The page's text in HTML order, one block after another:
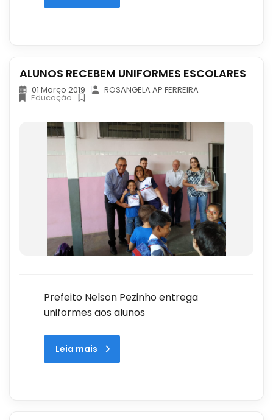
ALUNOS RECEBEM UNIFORMES ESCOLARES
01 Março 2019 ROSANGELA AP FERREIRA
Educação
Prefeito Nelson Pezinho entrega
uniformes aos alunos
Leia mais